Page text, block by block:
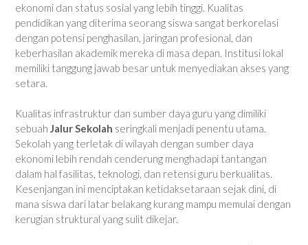
ekonomi dan status sosial yang lebih tinggi. Kualitas
pendidikan yang diterima seorang siswa sangat berkorelasi
dengan potensi penghasilan, jaringan profesional, dan
keberhasilan akademik mereka di masa depan. Institusi lokal
memiliki tanggung jawab besar untuk menyediakan akses yang
setara.
Kualitas infrastruktur dan sumber daya guru yang dimiliki
sebuah Jalur Sekolah seringkali menjadi penentu utama.
Sekolah yang terletak di wilayah dengan sumber daya
ekonomi lebih rendah cenderung menghadapi tantangan
dalam hal fasilitas, teknologi, dan retensi guru berkualitas.
Kesenjangan ini menciptakan ketidaksetaraan sejak dini, di
mana siswa dari latar belakang kurang mampu memulai dengan
kerugian struktural yang sulit dikejar.